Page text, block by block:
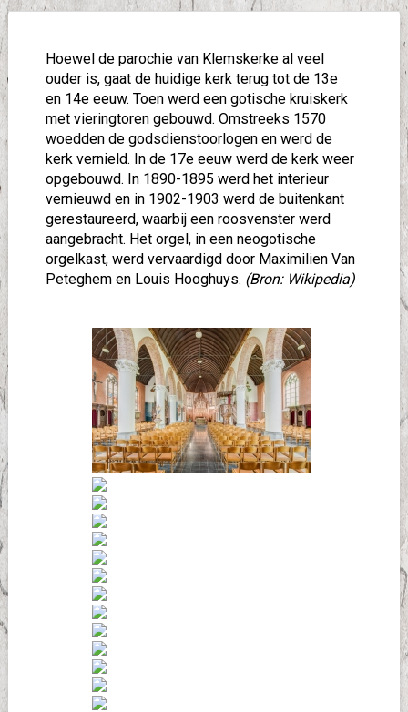
Hoewel de parochie van Klemskerke al veel
ouder is, gaat de huidige kerk terug tot de 13e
en 14e eeuw. Toen werd een gotische kruiskerk
met vieringtoren gebouwd. Omstreeks 1570
woedden de godsdienstoorlogen en werd de
kerk vernield. In de 17e eeuw werd de kerk weer
opgebouwd. In 1890-1895 werd het interieur
vernieuwd en in 1902-1903 werd de buitenkant
gerestaureerd, waarbij een roosvenster werd
aangebracht. Het orgel, in een neogotische
orgelkast, werd vervaardigd door Maximilien Van
Peteghem en Louis Hooghuys. (Bron: Wikipedia)